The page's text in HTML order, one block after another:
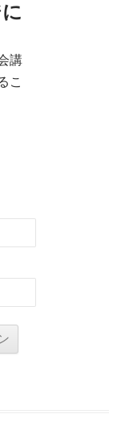
講
こ